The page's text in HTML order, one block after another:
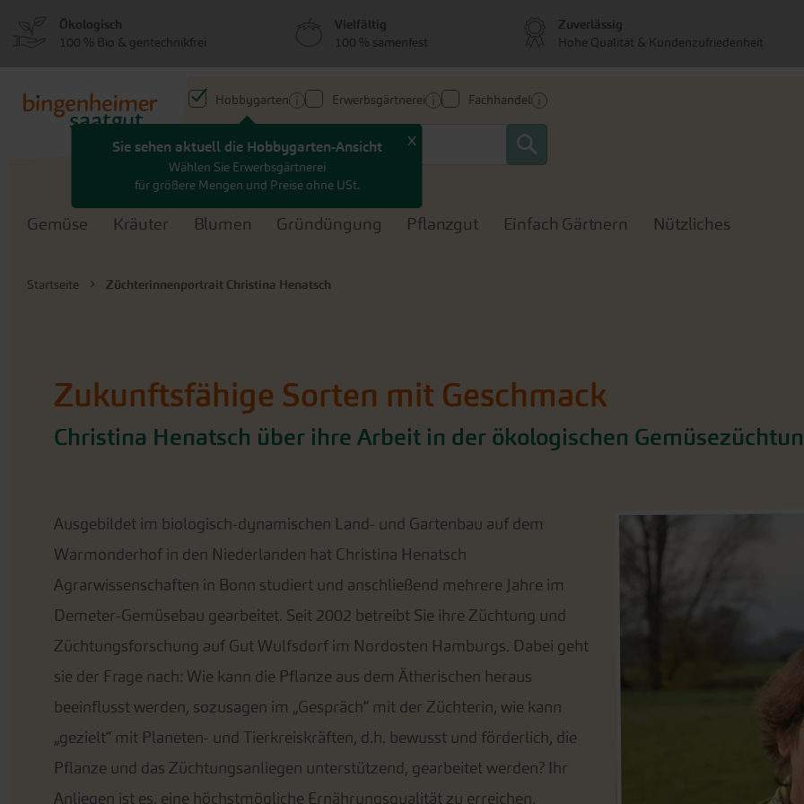
Hauptinhalt
Hobbygarten
Sie sehen aktuell die Hobbygarten-Ansicht
Wählen Sie Erwerbsgärtnerei
für größere Mengen und Preise ohne USt.
x
Erwerbsgärtnerei Fachhandel
Search
Search
Gemüse Kräuter Blumen Gründüngung Pflanzgut Einfach Gärtnern Nützliches
Startseite Züchterinnenportrait Christina Henatsch
Zukunftsfähige Sorten mit Geschmack
Christina Henatsch über ihre Arbeit in der ökologischen
Ausgebildet im biologisch-dynamischen Land- und Gartenbau auf dem
Warmonderhof in den Niederlanden hat Christina Henatsch
Agrarwissenschaften in Bonn studiert und anschließend mehrere Jahre im
Demeter-Gemüsebau gearbeitet. Seit 2002 betreibt Sie ihre Züchtung und
Züchtungsforschung auf Gut Wulfsdorf im Nordosten Hamburgs. Dabei geht
sie der Frage nach: Wie kann die Pflanze aus dem Ätherischen heraus
beeinflusst werden, sozusagen im „Gespräch“ mit der Züchterin, wie kann
„gezielt“ mit Planeten- und Tierkreiskräften, d.h. bewusst und förderlich, die
Pflanze und das Züchtungsanliegen unterstützend, gearbeitet werden? Ihr
Anliegen ist es, eine höchstmögliche Ernährungsqualität zu erreichen,
Ökologisch
100 % Bio & gentechnikfrei
Vielfältig
100 % samenfest
Zuverlässig
Hohe Qualität & Kundenzufriedenheit